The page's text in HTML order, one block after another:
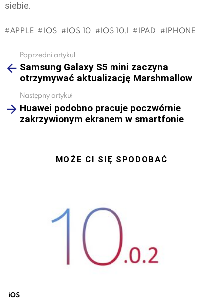
siebie.
APPLE IOS IOS 10 IOS 10.1 IPAD IPHONE
more
Poprzedni artykuł
Samsung Galaxy S5 mini zaczyna
otrzymywać aktualizację Marshmallow
Następny artykuł
Huawei podobno pracuje poczwórnie
zakrzywionym ekranem w smartfonie
MOŻE CI SIĘ SPODOBAĆ
iOS